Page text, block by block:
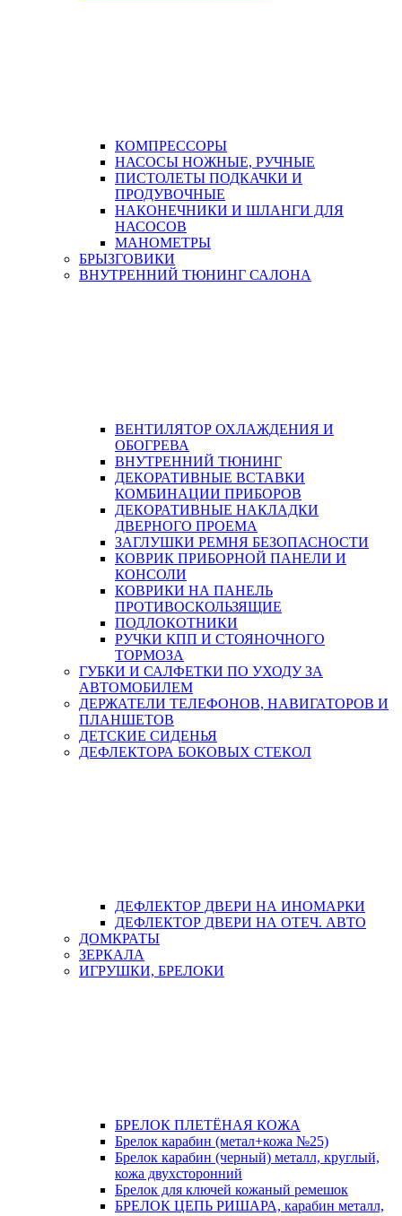
КОМПРЕССОРЫ
НАСОСЫ НОЖНЫЕ, РУЧНЫЕ
ПИСТОЛЕТЫ ПОДКАЧКИ И
ПРОДУВОЧНЫЕ
НАКОНЕЧНИКИ И ШЛАНГИ ДЛЯ
НАСОСОВ
МАНОМЕТРЫ
БРЫЗГОВИКИ
ВНУТРЕННИЙ ТЮНИНГ САЛОНА
ВЕНТИЛЯТОР ОХЛАЖДЕНИЯ И
ОБОГРЕВА
ВНУТРЕННИЙ ТЮНИНГ
ДЕКОРАТИВНЫЕ ВСТАВКИ
КОМБИНАЦИИ ПРИБОРОВ
ДЕКОРАТИВНЫЕ НАКЛАДКИ
ДВЕРНОГО ПРОЕМА
ЗАГЛУШКИ РЕМНЯ БЕЗОПАСНОСТИ
КОВРИК ПРИБОРНОЙ ПАНЕЛИ И
КОНСОЛИ
КОВРИКИ НА ПАНЕЛЬ
ПРОТИВОСКОЛЬЗЯЩИЕ
ПОДЛОКОТНИКИ
РУЧКИ КПП И СТОЯНОЧНОГО
ТОРМОЗА
ГУБКИ И САЛФЕТКИ ПО УХОДУ ЗА
АВТОМОБИЛЕМ
ДЕРЖАТЕЛИ ТЕЛЕФОНОВ, НАВИГАТОРОВ И
ПЛАНШЕТОВ
ДЕТСКИЕ СИДЕНЬЯ
ДЕФЛЕКТОРА БОКОВЫХ СТЕКОЛ
ДЕФЛЕКТОР ДВЕРИ НА ИНОМАРКИ
ДЕФЛЕКТОР ДВЕРИ НА ОТЕЧ. АВТО
ДОМКРАТЫ
ЗЕРКАЛА
ИГРУШКИ, БРЕЛОКИ
БРЕЛОК ПЛЕТЁНАЯ КОЖА
Брелок карабин (метал+кожа №25)
Брелок карабин (черный) металл, круглый,
кожа двухсторонний
Брелок для ключей кожаный ремешок
БРЕЛОК ЦЕПЬ РИШАРА, карабин металл,